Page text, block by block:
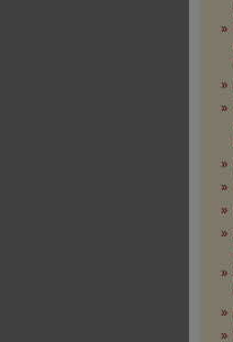
»
»
»
»
»
»
»
»
»
»